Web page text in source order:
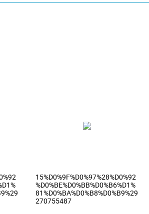
15%D0%9F%D0%97%28%D0%92
%D0%BE%D0%BB%D0%B6%D1%
81%D0%BA%D0%B8%D0%B9%29
270755487